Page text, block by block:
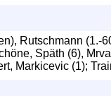
Rutschmann (1.-
Späth (6),
Markicevic (1);